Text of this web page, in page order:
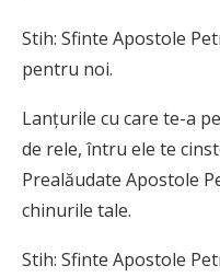
Stih: Sfinte Apostole
pentru noi.
Lanţurile cu care te-a
de rele, întru ele te
Prealăudate Apostole
chinurile tale.
Stih: Sfinte Apostole